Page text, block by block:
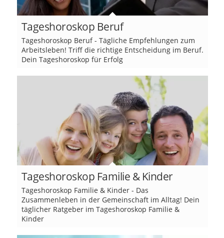
Tageshoroskop Beruf
Tageshoroskop Beruf - Tägliche Empfehlungen zum
Arbeitsleben! Triff die richtige Entscheidung im Beruf.
Dein Tageshoroskop für Erfolg
Tageshoroskop Familie & Kinder
Tageshoroskop Familie & Kinder - Das
Zusammenleben in der Gemeinschaft im Alltag! Dein
täglicher Ratgeber im Tageshoroskop Familie &
Kinder